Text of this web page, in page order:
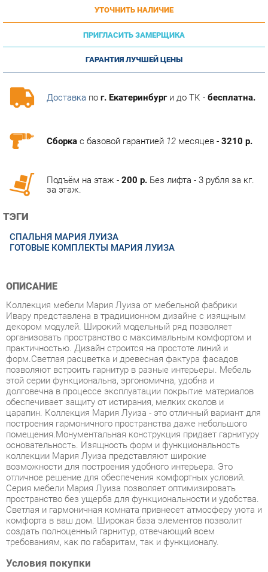
ПРИГЛАСИТЬ ЗАМЕРЩИКА
ГАРАНТИЯ ЛУЧШЕЙ ЦЕНЫ
Доставкапог. Екатеринбурги до ТК -бесплатна.
ТЭГИ
ГОТОВЫЕ КОМПЛЕКТЫ МАРИЯ ЛУИЗА
Ивару представлена в традиционном дизайне с изящным
организовать пространство с максимальным комфортом и
практичностью. Дизайн строится на простоте линий и
форм.Светлая расцветка и древесная фактура фасадов
позволяют встроить гарнитур в разные интерьеры. Мебель
этой серии функциональна, эргономична, удобна и
долговечна в процессе эксплуатации покрытие материалов
обеспечивает защиту от истирания, мелких сколов и
царапин. Коллекция Мария Луиза - это отличный вариант для
построения гармоничного пространства даже небольшого
помещения.Монументальная конструкция придает гарнитуру
основательность. Изящность форм и функциональность
коллекции Мария Луиза представляют широкие
возможности для построения удобного интерьера. Это
отличное решение для обеспечения комфортных условий.
Серия мебели Мария Луиза позволяет оптимизировать
пространство без ущерба для функциональности и удобства.
Светлая и гармоничная комната привнесет атмосферу уюта и
комфорта в ваш дом. Широкая база элементов позволит
создать полноценный гарнитур, отвечающий всем
требованиям, как по габаритам, так и функционалу.
Условия покупки
Благодаря качественным фото, исчерпывающей информации
покупателей маркетплэйса «Корпусная мебель